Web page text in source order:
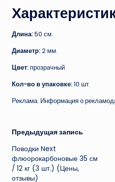
Длина:50 см.
Диаметр:2 мм.
Цвет:прозрачный
Кол-во в упаковке:10 шт.
Реклама. Информация о
Навигация
записи
Предыдущая запись
Поводки Next
флюорокарбоновые 35 см
/ 12 кг (3 шт.) (Цены,
отзывы)